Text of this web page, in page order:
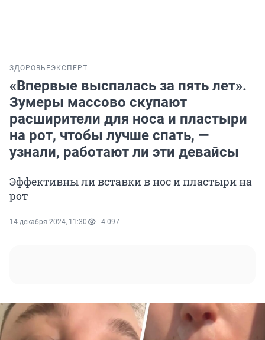
ЗДОРОВЬЕЭКСПЕРТ
«Впервые выспалась за пять лет».
Зумеры массово скупают
расширители для носа и пластыри
на рот, чтобы лучше спать, —
узнали, работают ли эти девайсы
Эффективны ли вставки в нос и пластыри на
рот
14 декабря 2024, 11:30 4 097